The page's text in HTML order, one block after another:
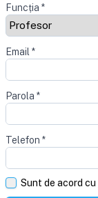
Funcția *
Email *
Parola *
Telefon *
Sunt de acord cu